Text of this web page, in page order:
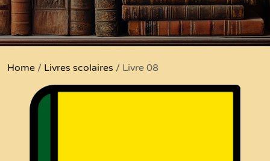
Home / Livres scolaires / Livre 08